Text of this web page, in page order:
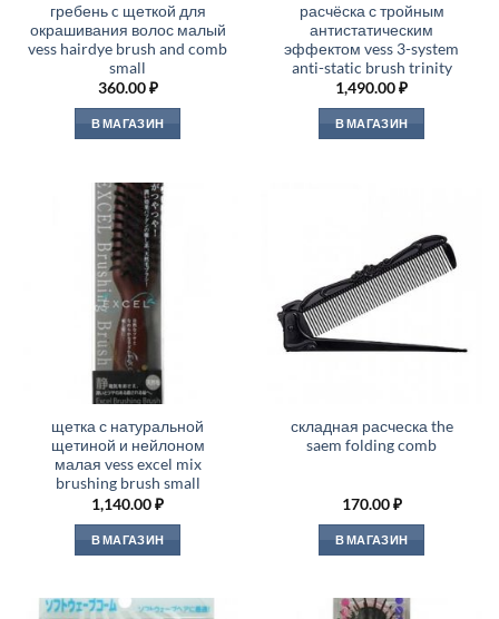
гребень c щеткой для
окрашивания волос малый
vess hairdye brush and comb
small
360.00₽
В МАГАЗИН
расчёска с тройным
антистатическим
эффектом vess 3-system
anti-static brush trinity
1,490.00₽
В МАГАЗИН
щетка с натуральной
щетиной и нейлоном
малая vess excel mix
brushing brush small
1,140.00₽
В МАГАЗИН
складная расческа the
saem folding comb
170.00₽
В МАГАЗИН